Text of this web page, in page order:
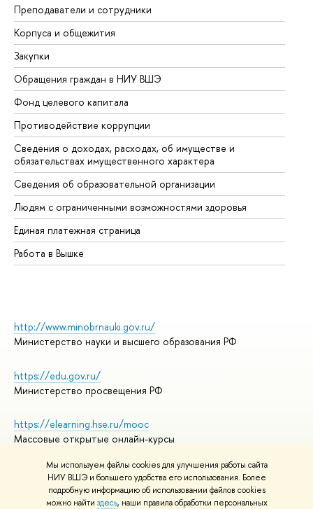
Мы используем файлы cookies для улучшения работы сайта
НИУ ВШЭ и большего удобства его использования. Более
подробную информацию об использовании файлов cookies
можно найти здесь, наши правила обработки персональных
Преподаватели и сотрудники
Корпуса и общежития
Закупки
Обращения граждан в НИУ ВШЭ
Фонд целевого капитала
Противодействие коррупции
Сведения о доходах, расходах, об имуществе и
обязательствах имущественного характера
Сведения об образовательной организации
Людям с ограниченными возможностями здоровья
Единая платежная страница
Работа в Вышке
http://www.minobrnauki.gov.ru/
Министерство науки и высшего образования РФ
https://edu.gov.ru/
Министерство просвещения РФ
https://elearning.hse.ru/mooc
Массовые открытые онлайн-курсы
© НИУ ВШЭ 1993–2026
Адреса и контакты